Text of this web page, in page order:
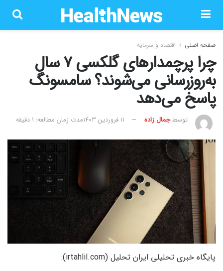
صفحه اصلی اقتصاد و سرمایه
چرا پرچمدارهای گلکسی ۷ سال
به‌روزرسانی می‌‌‌‌شوند؟ سامسونگ
پاسخ می‌دهد
توسطجمال زاده ۱۱ فروردین ۱۴۰۳ مدت زمان مطالعه: 1 دقیقه
پایگاه خبری تحلیلی ایران تحلیل (irtahlil.com):